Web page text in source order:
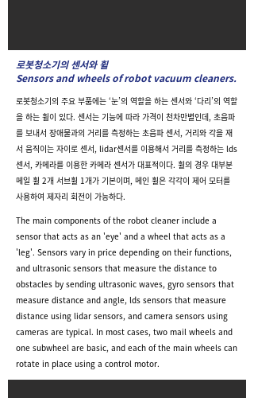
로봇청소기의 센서와 휠
Sensors and wheels of robot vacuum cleaners.
로봇청소기의 주요 부품에는 ‘눈’의 역할을 하는 센서와 ‘다리’의 역할
을 하는 휠이 있다. 센서는 기능에 따라 가격이 천차만별인데, 초음파
를 보내서 장애물과의 거리를 측정하는 초음파 센서, 거리와 각을 재
서 움직이는 자이로 센서, lidar센서를 이용해서 거리를 측정하는 lds
센서, 카메라를 이용한 카메라 센서가 대표적이다. 휠의 경우 대부분
메일 휠 2개 서브휠 1개가 기본이며, 메인 휠은 각각이 제어 모터를
사용하여 제자리 회전이 가능하다.
The main components of the robot cleaner include a
sensor that acts as an 'eye' and a wheel that acts as a
'leg'. Sensors vary in price depending on their functions,
and ultrasonic sensors that measure the distance to
obstacles by sending ultrasonic waves, gyro sensors that
measure distance and angle, lds sensors that measure
distance using lidar sensors, and camera sensors using
cameras are typical. In most cases, two mail wheels and
one subwheel are basic, and each of the main wheels can
rotate in place using a control motor.